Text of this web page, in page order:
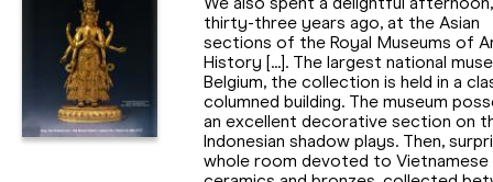
thirty-three years ago, at the Asian
sections of the Royal Museums of
History [...]. The largest national
Belgium, the collection is held in a
columned building. The museum
an excellent decorative section on
Indonesian shadow plays. Then,
whole room devoted to Vietnamese